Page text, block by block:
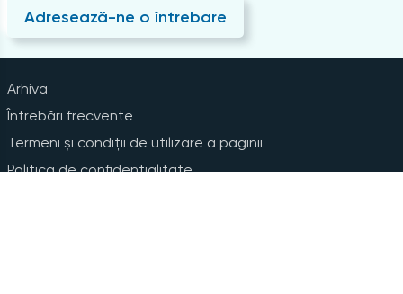
Adresează-ne o întrebare
Arhiva
Întrebări frecvente
Termeni și condiții de utilizare a paginii
Politica de confidențialitate